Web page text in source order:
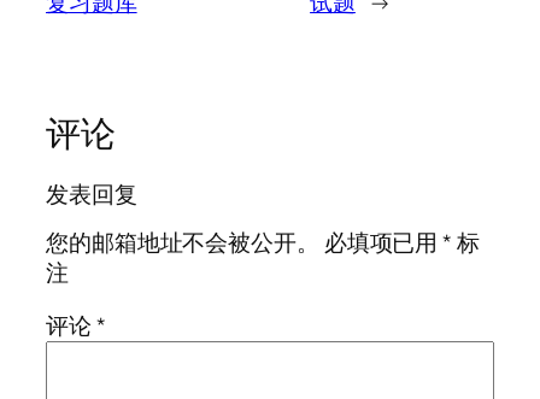
评论
发表回复
您的邮箱地址不会被公开。
必填项已用*标
注
评论*